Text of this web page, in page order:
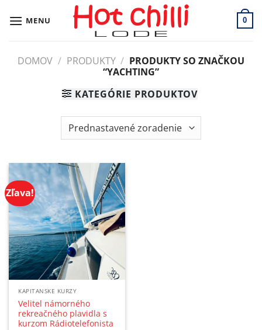
MENU 0
DOMOV / PRODUKTY / PRODUKTY SO ZNAČKOU
“YACHTING”
KATEGÓRIE PRODUKTOV
Zľava!
KAPITANSKE KURZY
Velitel námorného
rekreačného plavidla s
kurzom Rádiotelefonista